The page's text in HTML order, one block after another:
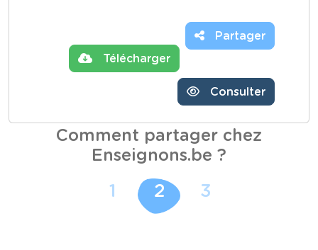
Télécharger
Partager
Consulter
Comment partager chez
Enseignons.be ?
1 2 3